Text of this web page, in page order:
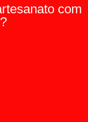
com